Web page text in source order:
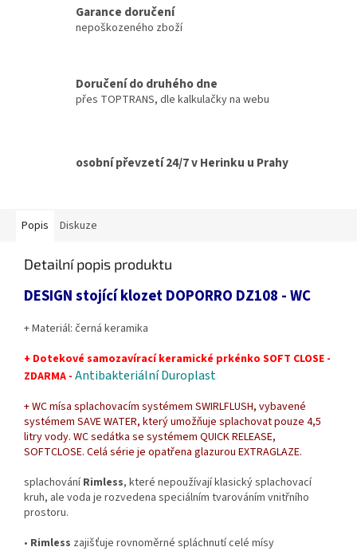
Garance doručení
nepoškozeného zboží
Doručení do druhého dne
přes TOPTRANS, dle kalkulačky na webu
osobní převzetí 24/7 v Herinku u Prahy
Popis Diskuze
Detailní popis produktu
DESIGN stojící klozet DOPORRO DZ108 - WC
+ Materiál: černá keramika
+ Dotekové samozavírací keramické prkénko SOFT CLOSE -
ZDARMA - Antibakteriální Duroplast
+ WC mísa splachovacím systémem SWIRLFLUSH, vybavené
systémem SAVE WATER, který umožňuje splachovat pouze 4,5
litry vody. WC sedátka se systémem QUICK RELEASE,
SOFTCLOSE. Celá série je opatřena glazurou EXTRAGLAZE.
splachováníRimless, které nepoužívají klasický splachovací
kruh, ale voda je rozvedena speciálním tvarováním vnitřního
prostoru.
• Rimless zajišťuje rovnoměrné spláchnutí celé mísy